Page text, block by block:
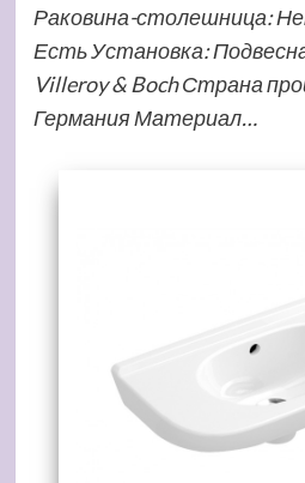
Раковина-столешница:
Есть Установка:
Villeroy & Boch Страна
Германия Материал…